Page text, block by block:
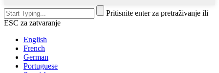
Pritisnite enter za pretraživanje ili
ESC za zatvaranje
English
French
German
Portuguese